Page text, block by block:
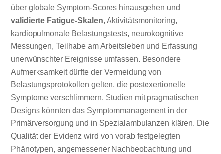
über globale Symptom-Scores hinausgehen und
validierte Fatigue-Skalen, Aktivitätsmonitoring,
kardiopulmonale Belastungstests, neurokognitive
Messungen, Teilhabe am Arbeitsleben und Erfassung
unerwünschter Ereignisse umfassen. Besondere
Aufmerksamkeit dürfte der Vermeidung von
Belastungsprotokollen gelten, die postexertionelle
Symptome verschlimmern. Studien mit pragmatischen
Designs könnten das Symptommanagement in der
Primärversorgung und in Spezialambulanzen klären. Die
Qualität der Evidenz wird von vorab festgelegten
Phänotypen, angemessener Nachbeobachtung und